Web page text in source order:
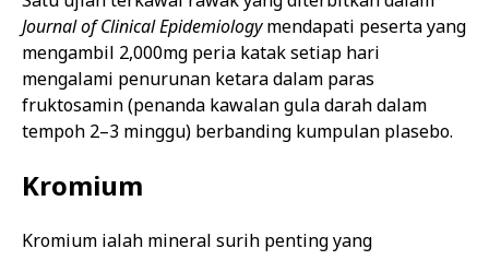
Journal of Clinical Epidemiologymendapati peserta yang
mengambil 2,000mg peria katak setiap hari
mengalami penurunan ketara dalam paras
fruktosamin (penanda kawalan gula darah dalam
tempoh 2–3 minggu) berbanding kumpulan plasebo.
Kromium
Kromium ialah mineral surih penting yang